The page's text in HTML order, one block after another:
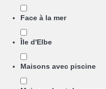
Face à la mer
Île d'Elbe
Maisons avec piscine